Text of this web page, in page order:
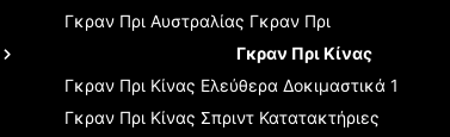
Γκραν Πρι Αυστραλίας Γκραν Πρι
Γκραν Πρι Κίνας
Γκραν Πρι Κίνας Ελεύθερα Δοκιμαστικά 1
Γκραν Πρι Κίνας Σπριντ Κατατακτήριες